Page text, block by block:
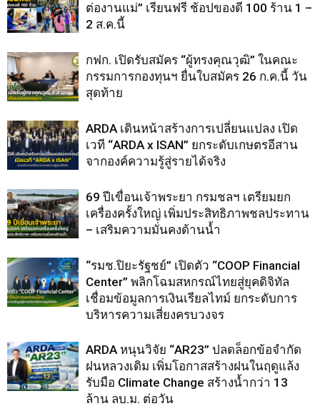
ต่องานแม่” เรียนฟรี ช้อปของดี 100 ร้าน 1 –
2 ส.ค.นี้
กฟก. เปิดรับสมัคร “ผู้ทรงคุณวุฒิ” ในคณะ
กรรมการกองทุนฯ ยื่นใบสมัคร 26 ก.ค.นี้ วัน
สุดท้าย
ARDA เดินหน้าสร้างการเปลี่ยนแปลง เปิด
เวที “ARDA x ISAN” ยกระดับเกษตรอีสาน
จากองค์ความรู้สู่รายได้จริง
69 ปีเขื่อนเจ้าพระยา กรมชลฯ เตรียมยก
เครื่องครั้งใหญ่ เพิ่มประสิทธิภาพชลประทาน
– เสริมความมั่นคงด้านน้ำ
“รมช.ปิยะรัฐชย์” เปิดตัว “COOP Financial
Center” พลิกโฉมสหกรณ์ไทยสู่ยุคดิจิทัล
เชื่อมข้อมูลการเงินเรียลไทม์ ยกระดับการ
บริหารความเสี่ยงครบวงจร
ARDA หนุนวิจัย “AR23” ปลดล็อกข้อจำกัด
ฝนหลวงเดิม เพิ่มโอกาสสร้างฝนในฤดูแล้ง
รับมือ Climate Change สร้างน้ำกว่า 13
ล้าน ลบ.ม. ต่อวัน